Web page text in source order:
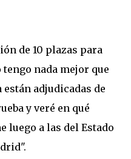
de 10 plazas para
nada mejor que
están adjudicadas de
y veré en qué
luego a las del Estado